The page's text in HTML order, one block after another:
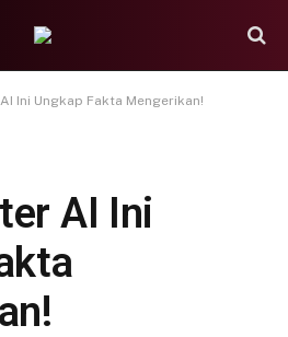
Ini Ungkap Fakta Mengerikan!
AI Ini